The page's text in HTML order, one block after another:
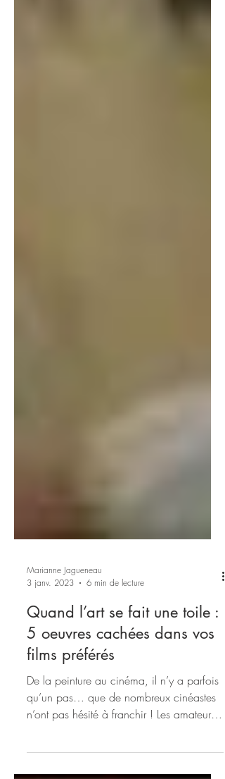
Marianne Jagueneau
3 janv. 2023
6 min de lecture
Quand l’art se fait une toile :
5 oeuvres cachées dans vos
films préférés
qu’un pas… que de nombreux cinéastes
n’ont pas hésité à franchir ! Les amateurs